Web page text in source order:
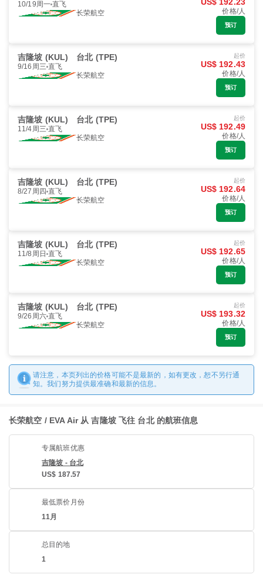
10/19周一 直飞
长荣航空
价格/人
预订
吉隆坡 (KUL) 台北 (TPE)
9/16周三 直飞
长荣航空
起价
US$ 192.43
价格/人
预订
吉隆坡 (KUL) 台北 (TPE)
11/4周三 直飞
长荣航空
起价
US$ 192.49
价格/人
预订
吉隆坡 (KUL) 台北 (TPE)
8/27周四 直飞
长荣航空
起价
US$ 192.64
价格/人
预订
吉隆坡 (KUL) 台北 (TPE)
11/8周日 直飞
长荣航空
起价
US$ 192.65
价格/人
预订
吉隆坡 (KUL) 台北 (TPE)
9/26周六 直飞
长荣航空
起价
US$ 193.32
价格/人
预订
请注意，本页列出的价格可能不是最新的，如有更改，恕不另行通
知。我们努力提供最准确和最新的信息。
长荣航空 / EVA Air 从 吉隆坡 飞往 台北 的航班信息
专属航班优惠
吉隆坡 - 台北
US$ 187.57
最低票价月份
11月
总目的地
1